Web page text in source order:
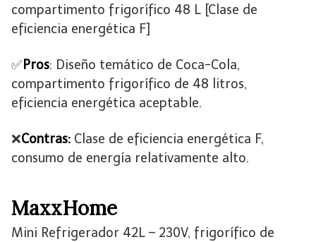
compartimento frigorífico 48 L [Clase de
eficiencia energética F]
✅ Pros: Diseño temático de Coca-Cola,
compartimento frigorífico de 48 litros,
eficiencia energética aceptable.
❌Contras: Clase de eficiencia energética F,
consumo de energía relativamente alto.
MaxxHome
Mini Refrigerador 42L – 230V, frigorífico de